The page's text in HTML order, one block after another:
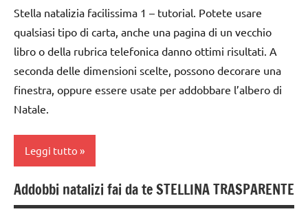
per
Natale
raccolte
di links
a tema
STAGIONI
TUTORIAL
TUTTI GLI
ARGOMENTI
TUTTI GLI
ARTICOLI
DELL'ANNO
Inverno
lavoretti
Natale
STAGIONI
ARGOMENTI
PER ETA'
6
anni
natalizie
FESTE
Inverno
per
Natale
Stella natalizia facilissima 1 – tutorial. Potete usare
qualsiasi tipo di carta, anche una pagina di un vecchio
libro o della rubrica telefonica danno ottimi risultati. A
seconda delle dimensioni scelte, possono decorare una
finestra, oppure essere usate per addobbare l’albero di
Natale.
Leggi tutto
carta
Addobbi natalizi fai da te STELLINA TRASPARENTE